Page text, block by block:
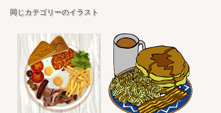
同じカテゴリーのイラスト